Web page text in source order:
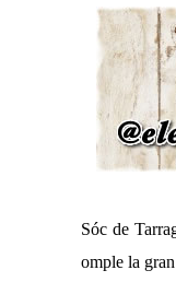
Sóc de
omple la